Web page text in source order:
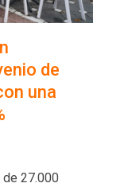
de
una
de 27.000